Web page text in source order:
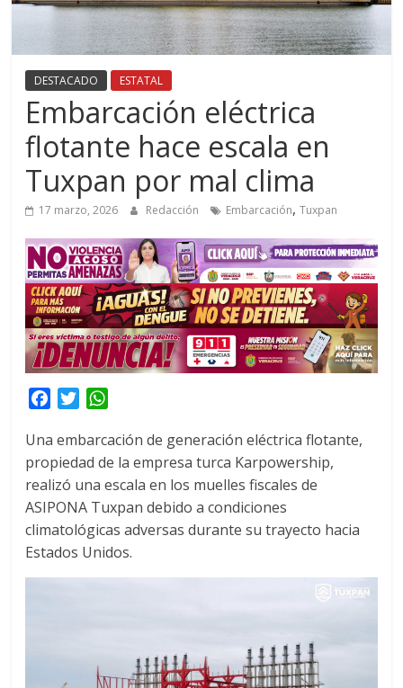
DESTACADO ESTATAL
Embarcación eléctrica
flotante hace escala en
Tuxpan por mal clima
17 marzo, 2026 Redacción Embarcación,Tuxpan
c
e
b
o
o
k
T
i
t
t
e
r
a
t
s
A
p
p
Una embarcación de generación eléctrica flotante,
propiedad de la empresa turca Karpowership,
realizó una escala en los muelles fiscales de
ASIPONA Tuxpan debido a condiciones
climatológicas adversas durante su trayecto hacia
Estados Unidos.